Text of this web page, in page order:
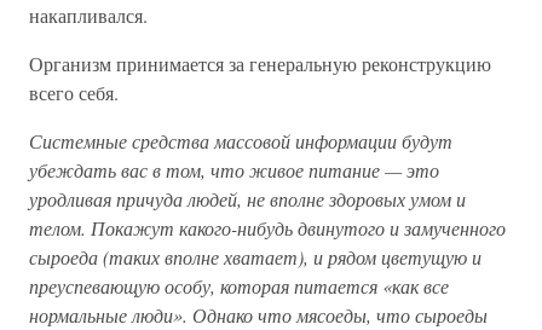
накапливался.
Организм принимается за генеральную реконструкцию
всего себя.
Системные средства массовой информации будут
убеждать вас в том, что живое питание — это
уродливая причуда людей, не вполне здоровых умом и
телом. Покажут какого-нибудь двинутого и замученного
сыроеда (таких вполне хватает), и рядом цветущую и
преуспевающую особу, которая питается «как все
нормальные люди». Однако что мясоеды, что сыроеды